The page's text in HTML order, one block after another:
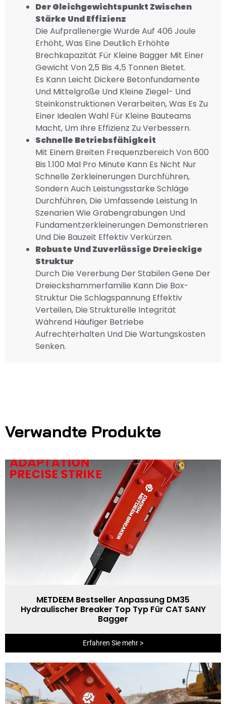
Der Gleichgewichtspunkt Zwischen
Stärke Und Effizienz
Die Aufprallenergie Wurde Auf 406 Joule
Erhöht, Was Eine Deutlich Erhöhte
Brechkapazität Für Kleine Bagger Mit Einer
Gewicht Von 2,5 Bis 4,5 Tonnen Bietet.
Es Kann Leicht Dickere Betonfundamente
Und Mittelgroße Und Kleine Ziegel- Und
Steinkonstruktionen Verarbeiten, Was Es Zu
Einer Idealen Wahl Für Kleine Bauteams
Macht, Um Ihre Effizienz Zu Verbessern.
Schnelle Betriebsfähigkeit
Mit Einem Breiten Frequenzbereich Von 600
Bis 1.100 Mal Pro Minute Kann Es Nicht Nur
Schnelle Zerkleinerungen Durchführen,
Sondern Auch Leistungsstarke Schläge
Durchführen, Die Umfassende Leistung In
Szenarien Wie Grabengrabungen Und
Fundamentzerkleinerungen Demonstrieren
Und Die Bauzeit Effektiv Verkürzen.
Robuste Und Zuverlässige Dreieckige
Struktur
Durch Die Vererbung Der Stabilen Gene Der
Dreieckshammerfamilie Kann Die Box-
Struktur Die Schlagspannung Effektiv
Verteilen, Die Strukturelle Integrität
Während Häufiger Betriebe
Aufrechterhalten Und Die Wartungskosten
Senken.
Verwandte Produkte
METDEEM Bestseller Anpassung DM35
Hydraulischer Breaker Top Typ Für CAT SANY
Bagger
Erfahren Sie mehr >